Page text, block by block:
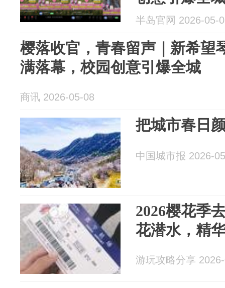
半岛官网 2026-05-
樱落收官，青春留声｜新希望
满落幕，校园创意引爆全城
商讯 2026-05-08
把城市春日
中国城市报 2026-
2026樱花季
花潜水，精
游玩攻略分享